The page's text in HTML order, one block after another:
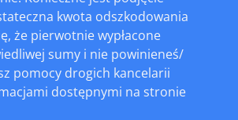
kwota odszkodowania
że pierwotnie wypłacone
sumy i nie powinieneś/
pomocy drogich kancelarii
dostępnymi na stronie